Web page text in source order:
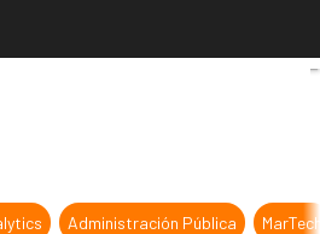
Ecosistema de las
Administración Pública